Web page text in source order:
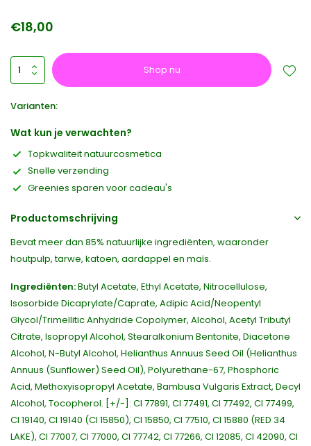
€18,00
Shop nu
Varianten:
Wat kun je verwachten?
Topkwaliteit natuurcosmetica
Snelle verzending
Greenies sparen voor cadeau's
Productomschrijving
Bevat meer dan 85% natuurlijke ingrediënten, waaronder
houtpulp, tarwe, katoen, aardappel en maïs.
Ingrediënten:Butyl Acetate, Ethyl Acetate, Nitrocellulose,
Isosorbide Dicaprylate/Caprate, Adipic Acid/Neopentyl
Glycol/Trimellitic Anhydride Copolymer, Alcohol, Acetyl Tributyl
Citrate, Isopropyl Alcohol, Stearalkonium Bentonite, Diacetone
Alcohol, N-Butyl Alcohol, Helianthus Annuus Seed Oil (Helianthus
Annuus (Sunflower) Seed Oil), Polyurethane-67, Phosphoric
Acid, Methoxyisopropyl Acetate, Bambusa Vulgaris Extract, Decyl
Alcohol, Tocopherol. [+/-]: CI 77891, CI 77491, CI 77492, CI 77499,
CI 19140, CI 19140 (CI 15850), CI 15850, CI 77510, CI 15880 (RED 34
LAKE), CI 77007, CI 77000, CI 77742, CI 77266, CI 12085, CI 42090, CI